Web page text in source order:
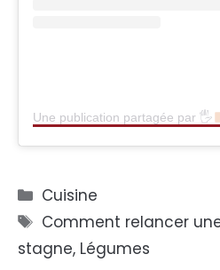
Une publication partagée par 🖐
Catégories
Cuisine
Étiquettes
Comment relancer
stagne, Légumes